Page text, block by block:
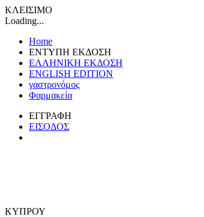
ΚΛΕΙΣΙΜΟ
Loading...
Home
ΕΝΤΥΠΗ ΕΚΔΟΣΗ
ΕΛΛΗΝΙΚΗ ΕΚΔΟΣΗ
ENGLISH EDITION
γαστρονόμος
Φαρμακεία
ΕΓΓΡΑΦΗ
ΕΙΣΟΔΟΣ
ΚΥΠΡΟΥ